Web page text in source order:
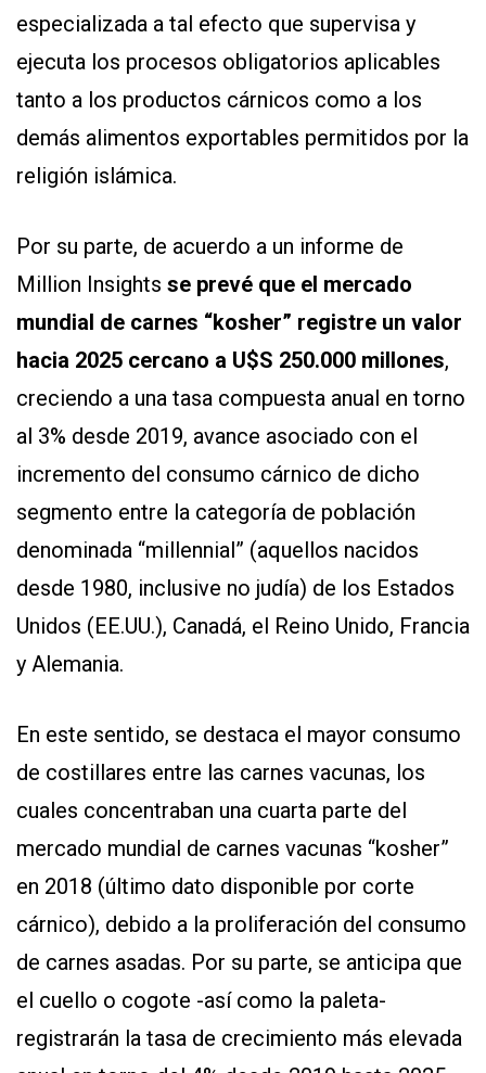
especializada a tal efecto que supervisa y
ejecuta los procesos obligatorios aplicables
tanto a los productos cárnicos como a los
demás alimentos exportables permitidos por la
religión islámica.
Por su parte, de acuerdo a un informe de
Million Insights se prevé que el mercado
mundial de carnes “kosher” registre un valor
hacia 2025 cercano a U$S 250.000 millones,
creciendo a una tasa compuesta anual en torno
al 3% desde 2019, avance asociado con el
incremento del consumo cárnico de dicho
segmento entre la categoría de población
denominada “millennial” (aquellos nacidos
desde 1980, inclusive no judía) de los Estados
Unidos (EE.UU.), Canadá, el Reino Unido, Francia
y Alemania.
En este sentido, se destaca el mayor consumo
de costillares entre las carnes vacunas, los
cuales concentraban una cuarta parte del
mercado mundial de carnes vacunas “kosher”
en 2018 (último dato disponible por corte
cárnico), debido a la proliferación del consumo
de carnes asadas. Por su parte, se anticipa que
el cuello o cogote -así como la paleta-
registrarán la tasa de crecimiento más elevada